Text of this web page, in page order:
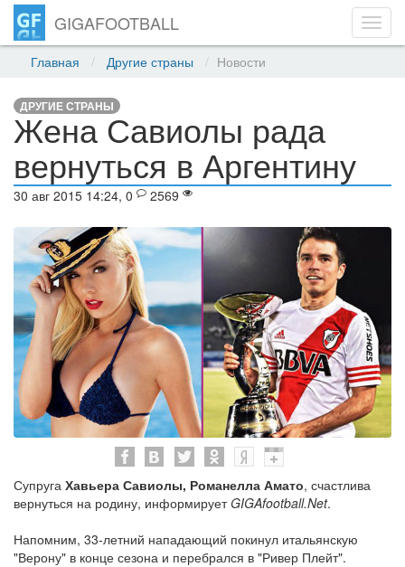
GIGAFOOTBALL
Главная Другие страны Новости
ДРУГИЕ СТРАНЫ
Жена Савиолы рада
вернуться в Аргентину
30 авг 2015 14:24, 0 2569
Супруга Хавьера Савиолы, Романелла Амато, счастлива
вернуться на родину, информируетGIGAfootball.Net.
Напомним, 33-летний нападающий покинул итальянскую
"Верону" в конце сезона и перебрался в "Ривер Плейт".